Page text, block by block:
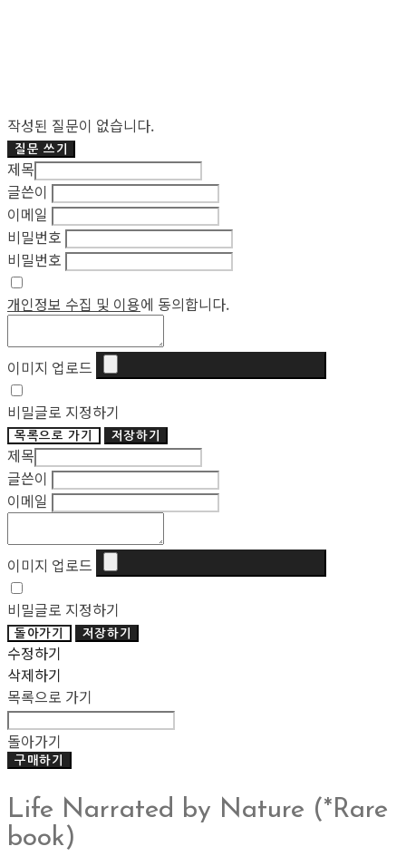
작성된 질문이 없습니다.
질문 쓰기
제목
글쓴이
이메일
비밀번호
비밀번호
개인정보 수집 및 이용에 동의합니다.
이미지 업로드
비밀글로 지정하기
목록으로 가기 저장하기
제목
글쓴이
이메일
이미지 업로드
비밀글로 지정하기
돌아가기 저장하기
수정하기
삭제하기
목록으로 가기
돌아가기
구매하기
Life Narrated by Nature (*Rare
book)